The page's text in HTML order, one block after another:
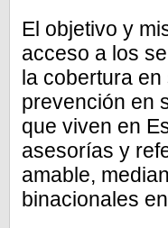
El objetivo y
acceso a los
la cobertura
prevención en
que viven en
asesorías y
amable,
binacionales